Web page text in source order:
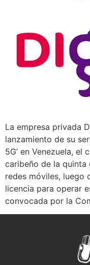
La empresa privada
lanzamiento de su
5G’ en Venezuela, el
caribeño de la
redes móviles, luego
licencia para operar
convocada por la